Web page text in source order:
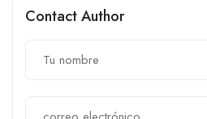
Contact Author